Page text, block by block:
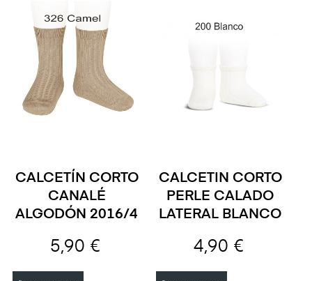
CALCETÍN CORTO
CANALÉ
ALGODÓN 2016/4
5,90 €
CALCETIN CORTO
PERLE CALADO
LATERAL BLANCO
4,90 €